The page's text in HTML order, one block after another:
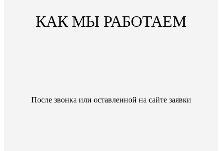
КАК МЫ РАБОТАЕМ
После звонка или оставленной на сайте заявки